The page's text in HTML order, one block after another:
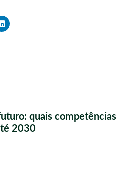
quais competências
2030